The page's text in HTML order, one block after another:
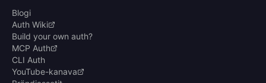
Blogi
Auth Wiki
Build your own auth?
MCP Auth
CLI Auth
YouTube-kanava